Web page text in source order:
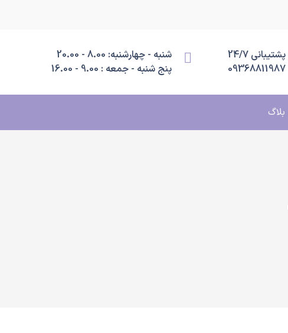
پشتیبانی 24/7
09368811987
شنبه - چهارشنبه: 8.00 - 20.00
پنج شنبه - جمعه : 9.00 - 16.00
بلاگ